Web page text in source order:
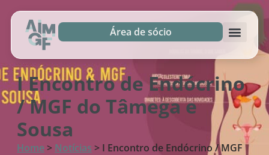
Área de sócio
I Encontro de Endócrino
/ MGF do Tâmega e
Sousa
Home> Notícias > I Encontro de Endócrino / MGF